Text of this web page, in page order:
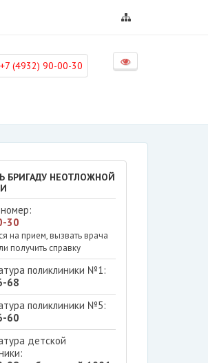
(4932) 90-00-30
БРИГАДУ НЕОТЛОЖНОЙ
30
на прием, вызвать врача
получить справку
поликлиники №1:
68
поликлиники №5:
60
детской